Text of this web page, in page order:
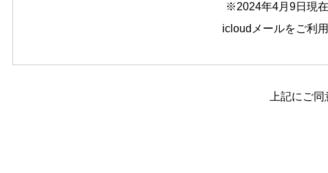
※2024年4月9日現
icloudメールをご利
上記にご